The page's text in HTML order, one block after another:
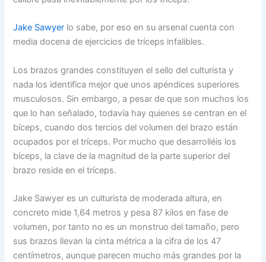
Jake Sawyer lo sabe, por eso en su arsenal cuenta con
media docena de ejercicios de tríceps infalibles.
Los brazos grandes constituyen el sello del culturista y
nada los identifica mejor que unos apéndices superiores
musculosos. Sin embargo, a pesar de que son muchos los
que lo han señalado, todavía hay quienes se centran en el
bíceps, cuando dos tercios del volumen del brazo están
ocupados por el tríceps. Por mucho que desarrolléis los
bíceps, la clave de la magnitud de la parte superior del
brazo reside en el tríceps.
Jake Sawyer es un culturista de moderada altura, en
concreto mide 1,64 metros y pesa 87 kilos en fase de
volumen, por tanto no es un monstruo del tamaño, pero
sus brazos llevan la cinta métrica a la cifra de los 47
centímetros, aunque parecen mucho más grandes por la